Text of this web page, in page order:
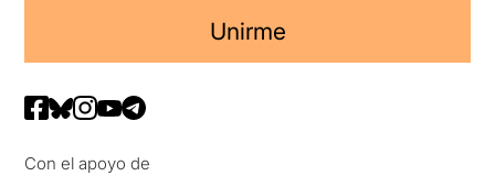
Unirme
Con el apoyo de